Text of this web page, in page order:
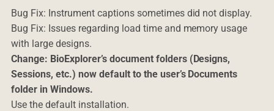
Bug Fix: Instrument captions sometimes did not display.
Bug Fix: Issues regarding load time and memory usage
with large designs.
Change: BioExplorer’s document folders (Designs,
Sessions, etc.) now default to the user’s Documents
folder in Windows.
Use the default installation.